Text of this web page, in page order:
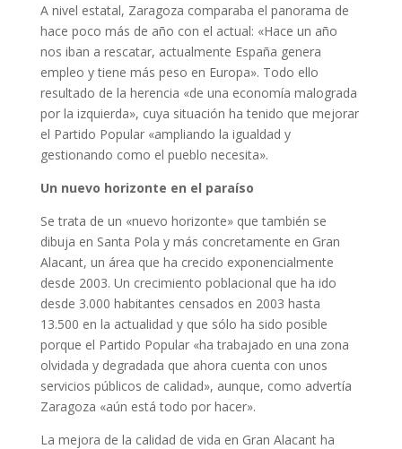
A nivel estatal, Zaragoza comparaba el panorama de
hace poco más de año con el actual: «Hace un año
nos iban a rescatar, actualmente España genera
empleo y tiene más peso en Europa». Todo ello
resultado de la herencia «de una economía malograda
por la izquierda», cuya situación ha tenido que mejorar
el Partido Popular «ampliando la igualdad y
gestionando como el pueblo necesita».
Un nuevo horizonte en el paraíso
Se trata de un «nuevo horizonte» que también se
dibuja en Santa Pola y más concretamente en Gran
Alacant, un área que ha crecido exponencialmente
desde 2003. Un crecimiento poblacional que ha ido
desde 3.000 habitantes censados en 2003 hasta
13.500 en la actualidad y que sólo ha sido posible
porque el Partido Popular «ha trabajado en una zona
olvidada y degradada que ahora cuenta con unos
servicios públicos de calidad», aunque, como advertía
Zaragoza «aún está todo por hacer».
La mejora de la calidad de vida en Gran Alacant ha